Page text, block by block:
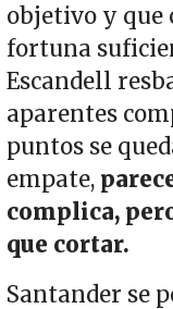
objetivo y que
fortuna
Escandell
aparentes
puntos se
empate,
complica,
que cortar.
Santander se